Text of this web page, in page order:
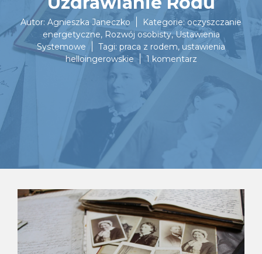
Autor: Agnieszka Janeczko Kategorie: oczyszczanie
energetyczne, Rozwój osobisty,Ustawienia
Systemowe
Tagi: praca z rodem, ustawienia
helloingerowskie
1 komentarzdo
Rodu